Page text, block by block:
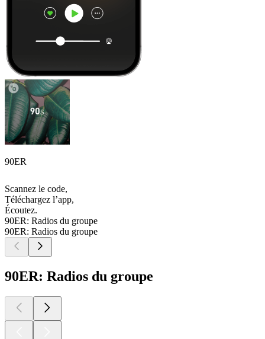
90ER
Scannez le code,
Téléchargez l’app,
Écoutez.
90ER: Radios du groupe
90ER: Radios du groupe
90ER: Radios du groupe